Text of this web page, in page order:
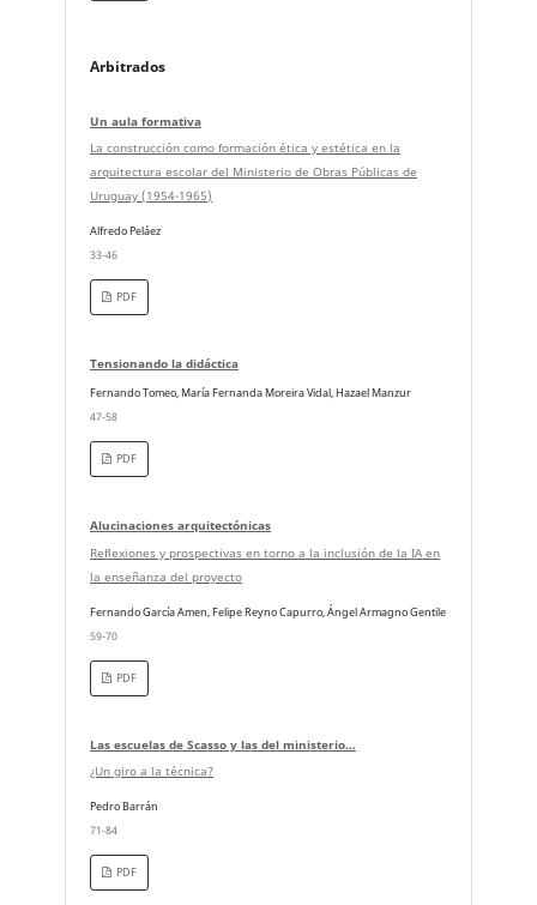
Arbitrados
Un aula formativa
La construcción como formación ética y estética en la
arquitectura escolar del Ministerio de Obras Públicas de
Uruguay (1954-1965)
Alfredo Peláez
33-46
PDF
Tensionando la didáctica
Fernando Tomeo, María Fernanda Moreira Vidal, Hazael Manzur
47-58
PDF
Alucinaciones arquitectónicas
Reflexiones y prospectivas en torno a la inclusión de la IA en
la enseñanza del proyecto
Fernando García Amen, Felipe Reyno Capurro, Ángel Armagno Gentile
59-70
PDF
Las escuelas de Scasso y las del ministerio…
¿Un giro a la técnica?
Pedro Barrán
71-84
PDF